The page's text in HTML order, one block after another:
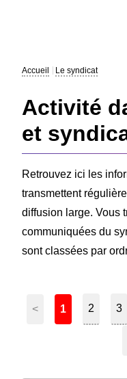
Accueil Le syndicat
Activité
et
Retrouvez ici les
transmettent
diffusion large. Vous
communiquées du
sont classées par
< 1 2 3